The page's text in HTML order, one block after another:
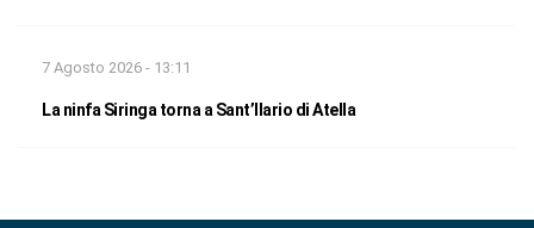
7 Agosto 2026 - 13:11
La ninfa Siringa torna a Sant’Ilario di Atella